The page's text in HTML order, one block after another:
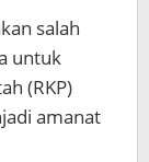
salah
untuk
(RKP)
amanat